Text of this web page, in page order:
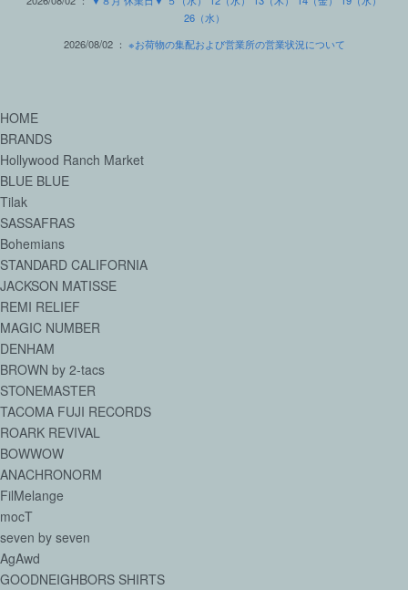
26（水）
2026/08/02 ： ※お荷物の集配および営業所の営業状況について
HOME
BRANDS
Hollywood Ranch Market
BLUE BLUE
Tilak
SASSAFRAS
Bohemians
STANDARD CALIFORNIA
JACKSON MATISSE
REMI RELIEF
MAGIC NUMBER
DENHAM
BROWN by 2-tacs
STONEMASTER
TACOMA FUJI RECORDS
ROARK REVIVAL
BOWWOW
ANACHRONORM
FilMelange
mocT
seven by seven
AgAwd
GOODNEIGHBORS SHIRTS